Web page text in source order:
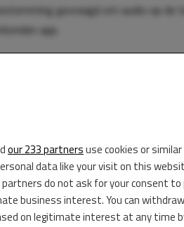
our 233 partnersuse cookies or
data like your visit on this
do not ask for your consent to
business interest. You can
on legitimate interest at any time
gevraagd om audio op de
app.